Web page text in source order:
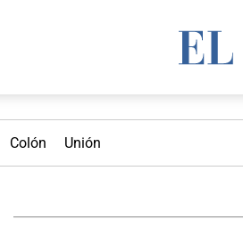
Colón Unión